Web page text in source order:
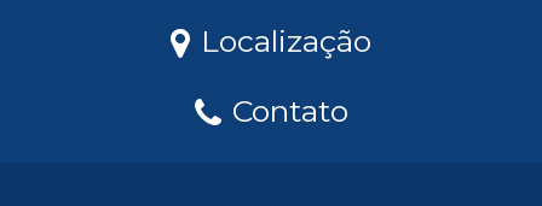
Localização
Contato